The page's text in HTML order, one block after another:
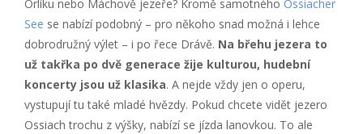
Orlíku nebo Máchově jezeře? Kromě samotného Ossiacher
See se nabízí podobný – pro někoho snad možná i lehce
dobrodružný výlet – i po řece Drávě. Na břehu jezera to
už takřka po dvě generace žije kulturou, hudební
koncerty jsou už klasika. A nejde vždy jen o operu,
vystupují tu také mladé hvězdy. Pokud chcete vidět jezero
Ossiach trochu z výšky, nabízí se jízda lanovkou. To ale